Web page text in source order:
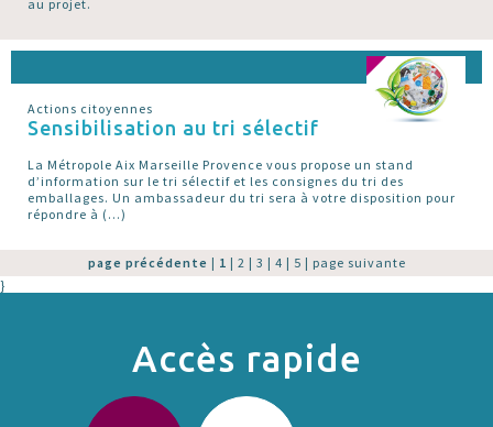
au projet.
Actions citoyennes
Sensibilisation au tri sélectif
La Métropole Aix Marseille Provence vous propose un stand
d’information sur le tri sélectif et les consignes du tri des
emballages. Un ambassadeur du tri sera à votre disposition pour
répondre à (…)
page précédente | 1 | 2 | 3 | 4 | 5 | page suivante
}
Accès rapide